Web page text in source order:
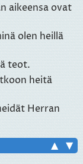
aikeensa ovat
olen heillä
teot.
heitä
Herran
▲ ▼